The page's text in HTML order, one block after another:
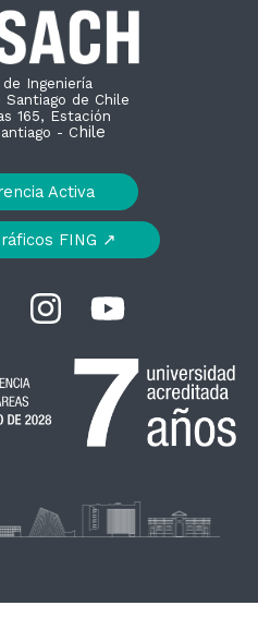
Ingeniería
Santiago de Chile
165, Estación
- Chile
Activa
FING ↗︎